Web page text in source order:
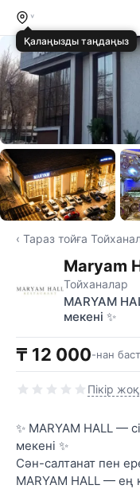
Қалаңызды таңдаңыз
‹ Тараз тойға
Maryam
Тойханалар
MARYAM
мекені ✨
₸ 12 000-нан
Пікір жоқ
✨ MARYAM HALL —
мекені ✨
Сән-салтанат пен
MARYAM HALL — ең